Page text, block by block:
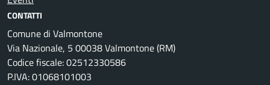
CONTATTI
Comune di Valmontone
Via Nazionale, 5 00038 Valmontone (RM)
Codice fiscale: 02512330586
P.IVA: 01068101003